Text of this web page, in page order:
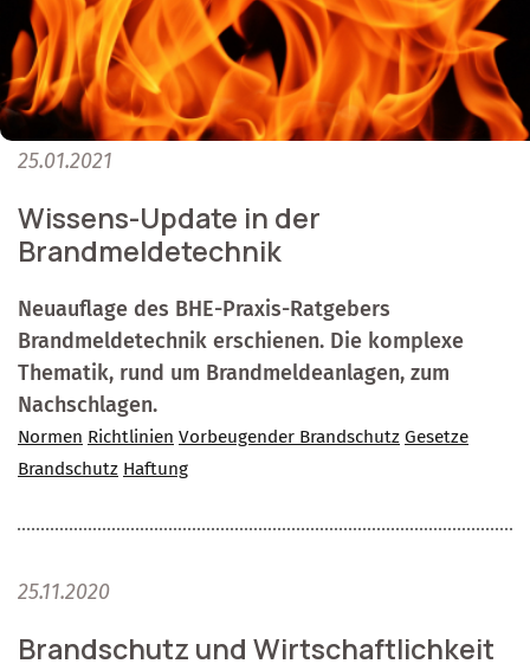
25.01.2021
Wissens-Update in der
Brandmeldetechnik
Neuauflage des BHE-Praxis-Ratgebers
Brandmeldetechnik erschienen. Die komplexe
Thematik, rund um Brandmeldeanlagen, zum
Nachschlagen.
Normen Richtlinien Vorbeugender Brandschutz Gesetze
Brandschutz Haftung
25.11.2020
Brandschutz und Wirtschaftlichkeit